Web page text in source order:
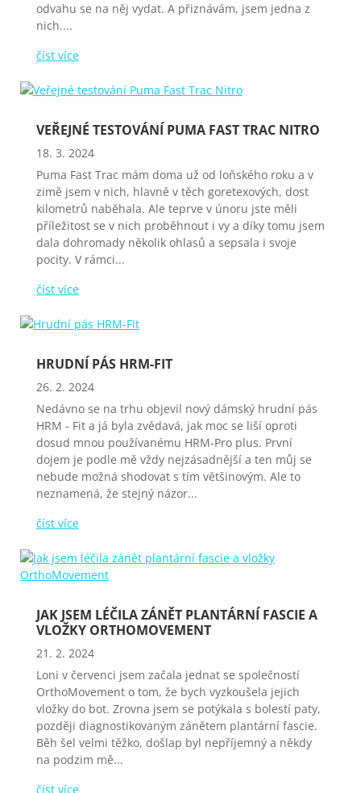
odvahu se na něj vydat. A přiznávám, jsem jedna z
nich....
číst více
VEŘEJNÉ TESTOVÁNÍ PUMA FAST TRAC NITRO
18. 3. 2024
Puma Fast Trac mám doma už od loňského roku a v
zimě jsem v nich, hlavně v těch goretexových, dost
kilometrů naběhala. Ale teprve v únoru jste měli
příležitost se v nich proběhnout i vy a díky tomu jsem
dala dohromady několik ohlasů a sepsala i svoje
pocity. V rámci...
číst více
HRUDNÍ PÁS HRM-FIT
26. 2. 2024
Nedávno se na trhu objevil nový dámský hrudní pás
HRM - Fit a já byla zvědavá, jak moc se liší oproti
dosud mnou používanému HRM-Pro plus. První
dojem je podle mě vždy nejzásadnější a ten můj se
nebude možná shodovat s tím většinovým. Ale to
neznamená, že stejný názor...
číst více
JAK JSEM LÉČILA ZÁNĚT PLANTÁRNÍ FASCIE A
VLOŽKY ORTHOMOVEMENT
21. 2. 2024
Loni v červenci jsem začala jednat se společností
OrthoMovement o tom, že bych vyzkoušela jejich
vložky do bot. Zrovna jsem se potýkala s bolestí paty,
později diagnostikovaným zánětem plantární fascie.
Běh šel velmi těžko, došlap byl nepříjemný a někdy
na podzim mě...
číst více